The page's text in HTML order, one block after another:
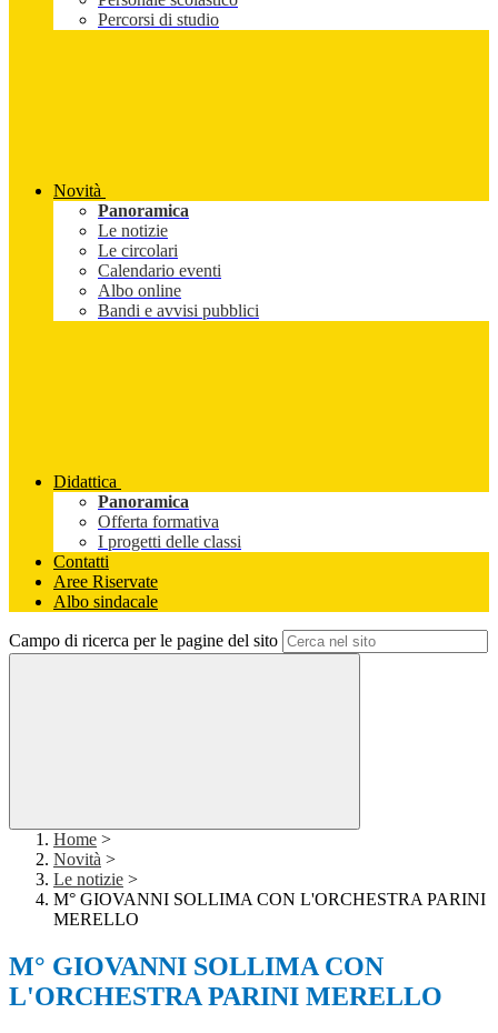
Percorsi di studio
Novità
Panoramica
Le notizie
Le circolari
Calendario eventi
Albo online
Bandi e avvisi pubblici
Didattica
Panoramica
Offerta formativa
I progetti delle classi
Contatti
Aree Riservate
Albo sindacale
Campo di ricerca per le pagine del sito
Home >
Novità >
Le notizie >
M° GIOVANNI SOLLIMA CON L'ORCHESTRA PARINI
MERELLO
M° GIOVANNI SOLLIMA CON
L'ORCHESTRA PARINI MERELLO